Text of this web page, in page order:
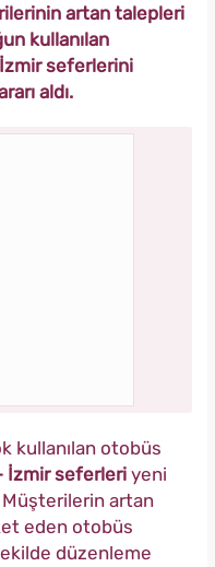
artan talepleri
kullanılan
seferlerini
aldı.
kullanılan otobüs
İzmir seferleriyeni
artan
eden otobüs
düzenleme